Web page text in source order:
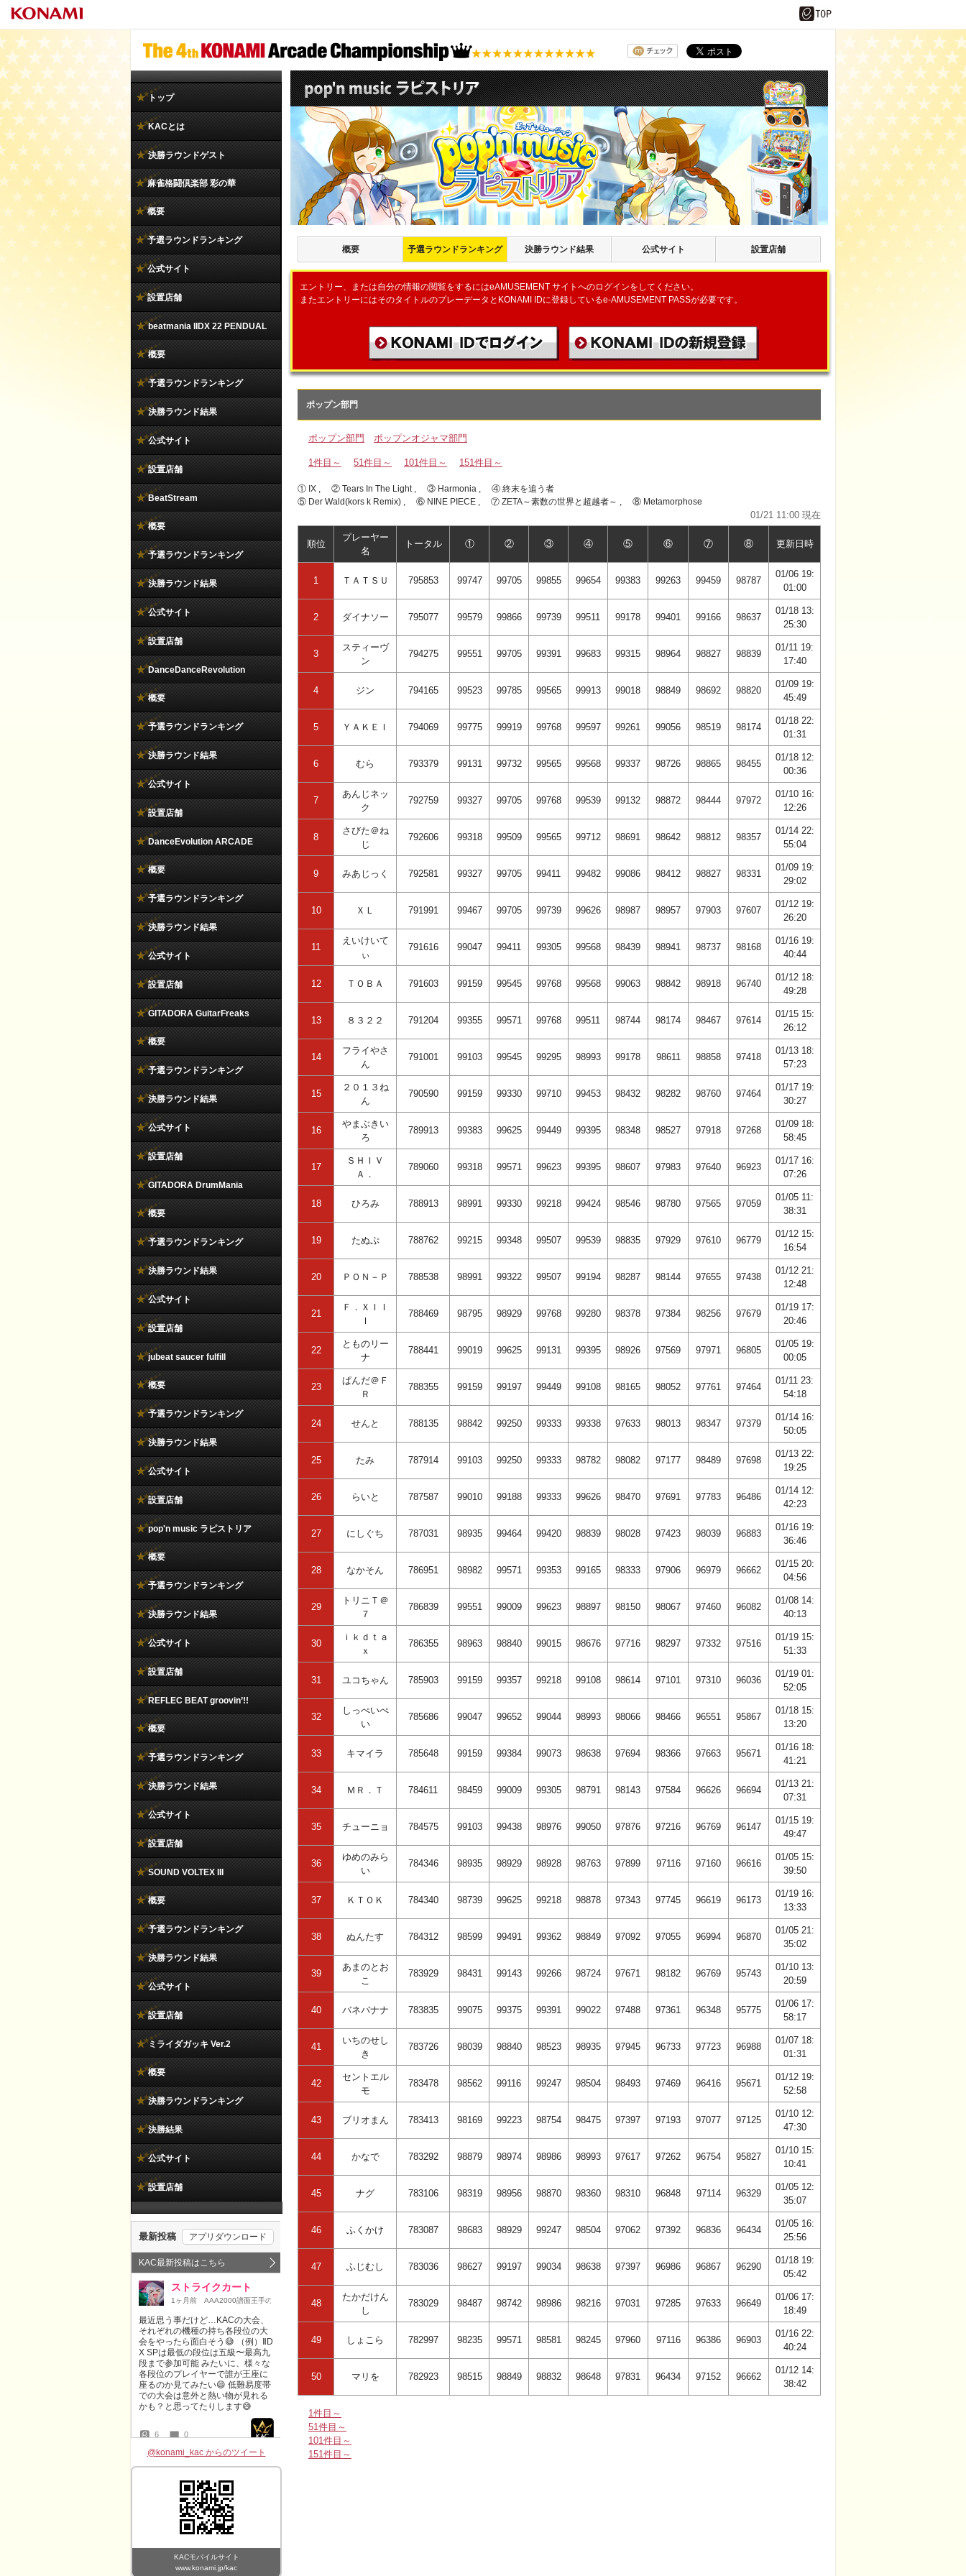
概要 予選ラウンドランキング 決勝ラウンド結果 公式サイト 設置店舗
エントリー、または自分の情報の閲覧をするにはeAMUSEMENT サイトへのログインをしてください。
またエントリーにはそのタイトルのプレーデータとKONAMI IDに登録しているe-AMUSEMENT PASSが必要です。
ポップン部門
ポップン部門 ポップンオジャマ部門
1件目～ 51件目～ 101件目～ 151件目～
① IX , ② Tears In The Light , ③ Harmonia , ④ 終末を追う者
⑤ Der Wald(kors k Remix) , ⑥ NINE PIECE , ⑦ ZETA～素数の世界と超越者～ , ⑧ Metamorphose
01/21 11:00 現在
順位
プレーヤー
名
トータル ① ② ③ ④ ⑤ ⑥ ⑦ ⑧ 更新日時
1 ＴＡＴＳＵ 795853 99747 99705 99855 99654 99383 99263 99459 98787
01/06 19:
01:00
2 ダイナソー 795077 99579 99866 99739 99511 99178 99401 99166 98637
01/18 13:
25:30
3
スティーヴ
ン
794275 99551 99705 99391 99683 99315 98964 98827 98839
01/11 19:
17:40
4 ジン 794165 99523 99785 99565 99913 99018 98849 98692 98820
01/09 19:
45:49
5 ＹＡＫＥＩ 794069 99775 99919 99768 99597 99261 99056 98519 98174
01/18 22:
01:31
6 むら 793379 99131 99732 99565 99568 99337 98726 98865 98455
01/18 12:
00:36
7
あんじネッ
ク
792759 99327 99705 99768 99539 99132 98872 98444 97972
01/10 16:
12:26
8
さびた＠ね
じ
792606 99318 99509 99565 99712 98691 98642 98812 98357
01/14 22:
55:04
9 みあじっく 792581 99327 99705 99411 99482 99086 98412 98827 98331
01/09 19:
29:02
10 ＸＬ 791991 99467 99705 99739 99626 98987 98957 97903 97607
01/12 19:
26:20
11
えいけいて
ぃ
791616 99047 99411 99305 99568 98439 98941 98737 98168
01/16 19:
40:44
12 ＴＯＢＡ 791603 99159 99545 99768 99568 99063 98842 98918 96740
01/12 18:
49:28
13 ８３２２ 791204 99355 99571 99768 99511 98744 98174 98467 97614
01/15 15:
26:12
14
フライやさ
ん
791001 99103 99545 99295 98993 99178 98611 98858 97418
01/13 18:
57:23
15
２０１３ね
ん
790590 99159 99330 99710 99453 98432 98282 98760 97464
01/17 19:
30:27
16
やまぶきい
ろ
789913 99383 99625 99449 99395 98348 98527 97918 97268
01/09 18:
58:45
17
ＳＨＩＶ
Ａ．
789060 99318 99571 99623 99395 98607 97983 97640 96923
01/17 16:
07:26
18 ひろみ 788913 98991 99330 99218 99424 98546 98780 97565 97059
01/05 11:
38:31
19 たぬぷ 788762 99215 99348 99507 99539 98835 97929 97610 96779
01/12 15:
16:54
20 ＰＯＮ－Ｐ 788538 98991 99322 99507 99194 98287 98144 97655 97438
01/12 21:
12:48
21
Ｆ．ＸＩＩ
Ｉ
788469 98795 98929 99768 99280 98378 97384 98256 97679
01/19 17:
20:46
22
とものリー
ナ
788441 99019 99625 99131 99395 98926 97569 97971 96805
01/05 19:
00:05
23
ぱんだ＠Ｆ
Ｒ
788355 99159 99197 99449 99108 98165 98052 97761 97464
01/11 23:
54:18
24 せんと 788135 98842 99250 99333 99338 97633 98013 98347 97379
01/14 16:
50:05
25 たみ 787914 99103 99250 99333 98782 98082 97177 98489 97698
01/13 22:
19:25
26 らいと 787587 99010 99188 99333 99626 98470 97691 97783 96486
01/14 12:
42:23
27 にしぐち 787031 98935 99464 99420 98839 98028 97423 98039 96883
01/16 19:
36:46
28 なかそん 786951 98982 99571 99353 99165 98333 97906 96979 96662
01/15 20:
04:56
29
トリニＴ＠
７
786839 99551 99009 99623 98897 98150 98067 97460 96082
01/08 14:
40:13
30
ｉｋｄｔａ
ｘ
786355 98963 98840 99015 98676 97716 98297 97332 97516
01/19 15:
51:33
31 ユコちゃん 785903 99159 99357 99218 99108 98614 97101 97310 96036
01/19 01:
52:05
32
しっぺいぺ
い
785686 99047 99652 99044 98993 98066 98466 96551 95867
01/18 15:
13:20
33 キマイラ 785648 99159 99384 99073 98638 97694 98366 97663 95671
01/16 18:
41:21
34 ＭＲ．Ｔ 784611 98459 99009 99305 98791 98143 97584 96626 96694
01/13 21:
07:31
35 チューニョ 784575 99103 99438 98976 99050 97876 97216 96769 96147
01/15 19:
49:47
36
ゆめのみら
い
784346 98935 98929 98928 98763 97899 97116 97160 96616
01/05 15:
39:50
37 ＫＴＯＫ 784340 98739 99625 99218 98878 97343 97745 96619 96173
01/19 16:
13:33
38 ぬんたす 784312 98599 99491 99362 98849 97092 97055 96994 96870
01/05 21:
35:02
39
あまのとお
こ
783929 98431 99143 99266 98724 97671 98182 96769 95743
01/10 13:
20:59
40 バネバナナ 783835 99075 99375 99391 99022 97488 97361 96348 95775
01/06 17:
58:17
41
いちのせし
き
783726 98039 98840 98523 98935 97945 96733 97723 96988
01/07 18:
01:31
42
セントエル
モ
783478 98562 99116 99247 98504 98493 97469 96416 95671
01/12 19:
52:58
43 ブリオまん 783413 98169 99223 98754 98475 97397 97193 97077 97125
01/10 12:
47:30
44 かなで 783292 98879 98974 98986 98993 97617 97262 96754 95827
01/10 15:
10:41
45 ナグ 783106 98319 98956 98870 98360 98310 96848 97114 96329
01/05 12:
35:07
46 ふくかけ 783087 98683 98929 99247 98504 97062 97392 96836 96434
01/05 16:
25:56
47 ふじむし 783036 98627 99197 99034 98638 97397 96986 96867 96290
01/18 19:
05:42
48
たかだけん
し
783029 98487 98742 98986 98216 97031 97285 97633 96649
01/06 17:
18:49
49 しょこら 782997 98235 99571 98581 98245 97960 97116 96386 96903
01/16 22:
40:24
50 マリを 782923 98515 98849 98832 98648 97831 96434 97152 96662
01/12 14:
38:42
1件目～
51件目～
101件目～
151件目～
トップ
KACとは
決勝ラウンドゲスト
麻雀格闘倶楽部 彩の華
概要
予選ラウンドランキング
公式サイト
設置店舗
beatmania IIDX 22 PENDUAL
概要
予選ラウンドランキング
決勝ラウンド結果
公式サイト
設置店舗
BeatStream
概要
予選ラウンドランキング
決勝ラウンド結果
公式サイト
設置店舗
DanceDanceRevolution
概要
予選ラウンドランキング
決勝ラウンド結果
公式サイト
設置店舗
DanceEvolution ARCADE
概要
予選ラウンドランキング
決勝ラウンド結果
公式サイト
設置店舗
GITADORA GuitarFreaks
概要
予選ラウンドランキング
決勝ラウンド結果
公式サイト
設置店舗
GITADORA DrumMania
概要
予選ラウンドランキング
決勝ラウンド結果
公式サイト
設置店舗
jubeat saucer fulfill
概要
予選ラウンドランキング
決勝ラウンド結果
公式サイト
設置店舗
pop'n music ラピストリア
概要
予選ラウンドランキング
決勝ラウンド結果
公式サイト
設置店舗
REFLEC BEAT groovin’!!
概要
予選ラウンドランキング
決勝ラウンド結果
公式サイト
設置店舗
SOUND VOLTEX III
概要
予選ラウンドランキング
決勝ラウンド結果
公式サイト
設置店舗
ミライダガッキ Ver.2
概要
決勝ラウンドランキング
決勝結果
公式サイト
設置店舗
@konami_kac からのツイート
KACモバイルサイト
www.konami.jp/kac